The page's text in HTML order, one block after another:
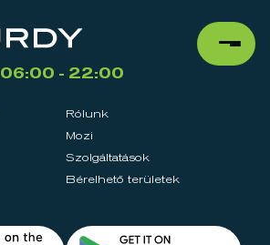
06:00 - 22:00
Rólunk
Mozi
Szolgáltatások
Bérelhető területek